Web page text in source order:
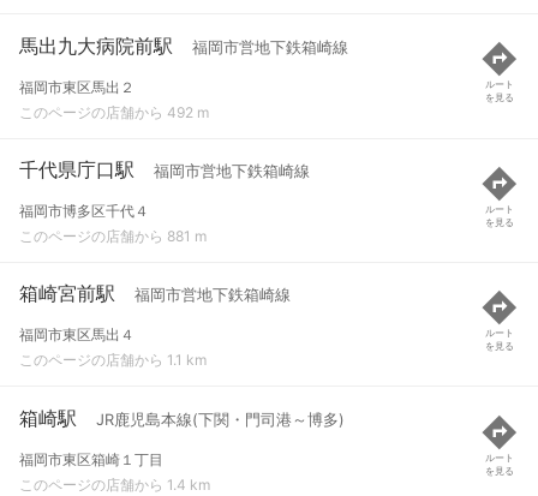
馬出九大病院前駅 福岡市営地下鉄箱崎線
福岡市東区馬出２
このページの店舗から 492 m
ルート
を見る
千代県庁口駅 福岡市営地下鉄箱崎線
福岡市博多区千代４
このページの店舗から 881 m
ルート
を見る
箱崎宮前駅 福岡市営地下鉄箱崎線
福岡市東区馬出４
このページの店舗から 1.1 km
ルート
を見る
箱崎駅 JR鹿児島本線(下関・門司港～博多)
福岡市東区箱崎１丁目
このページの店舗から 1.4 km
ルート
を見る